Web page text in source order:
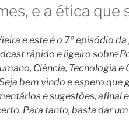
e a ética que
e este é o 7º episódio
rápido e ligeiro sobre
Ciência, Tecnologia e
bem vindo e espero que
e sugestões, afinal
Para tanto, basta dar